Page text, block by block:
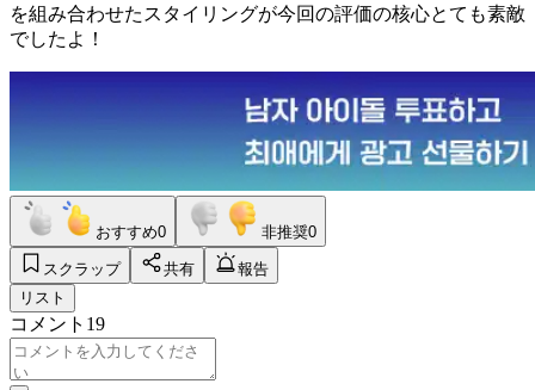
を組み合わせたスタイリングが今回の評価の核心とても素敵
でしたよ！
おすすめ0 非推奨0
スクラップ 共有
報告
リスト
コメント 19